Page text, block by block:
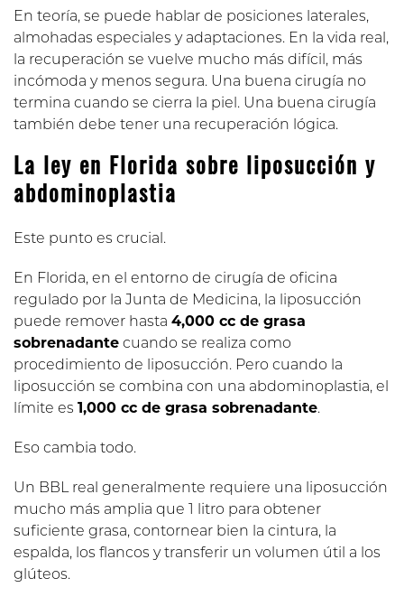
En teoría, se puede hablar de posiciones laterales,
almohadas especiales y adaptaciones. En la vida real,
la recuperación se vuelve mucho más difícil, más
incómoda y menos segura. Una buena cirugía no
termina cuando se cierra la piel. Una buena cirugía
también debe tener una recuperación lógica.
La ley en Florida sobre liposucción y
abdominoplastia
Este punto es crucial.
En Florida, en el entorno de cirugía de oficina
regulado por la Junta de Medicina, la liposucción
puede remover hasta 4,000 cc de grasa
sobrenadante cuando se realiza como
procedimiento de liposucción. Pero cuando la
liposucción se combina con una abdominoplastia, el
límite es
1,000 cc de grasa sobrenadante.
Eso cambia todo.
Un BBL real generalmente requiere una liposucción
mucho más amplia que 1 litro para obtener
suficiente grasa, contornear bien la cintura, la
espalda, los flancos y transferir un volumen útil a los
glúteos.